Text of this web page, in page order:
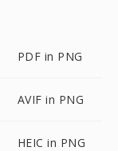
PDF in PNG
AVIF in PNG
HEIC in PNG